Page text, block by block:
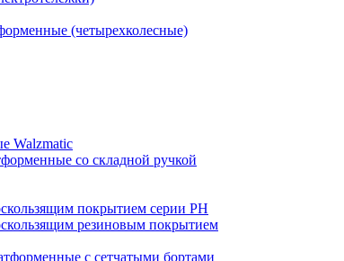
(четырехколесные)
Walzmatic
со складной ручкой
покрытием серии PH
резиновым покрытием
с сетчатыми бортами